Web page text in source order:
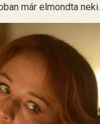
már elmondta neki.